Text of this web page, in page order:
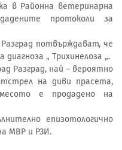
в Районна ветеринарна
протоколи за
потвърждават, че
„ Трихинелоза „.
Разград, най – вероятно
на диви прасета,
е продадено на
епизотологично
МВР и РЗИ.